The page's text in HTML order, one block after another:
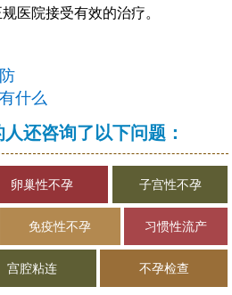
医院接受有效的治疗。
什么
还咨询了以下问题：
卵巢性不孕 子宫性不孕
免疫性不孕 习惯性流产
宫腔粘连 不孕检查